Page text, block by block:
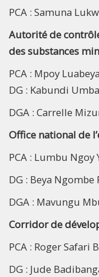
PCA : Samuna
Autorité de
des substances
PCA : Mpoy
DG : Kabundi
DGA : Carrelle
Office national de
PCA : Lumbu Ngoy
DG : Beya Ngombe
DGA : Mavungu
Corridor de
PCA : Roger Safari
DG : Jude